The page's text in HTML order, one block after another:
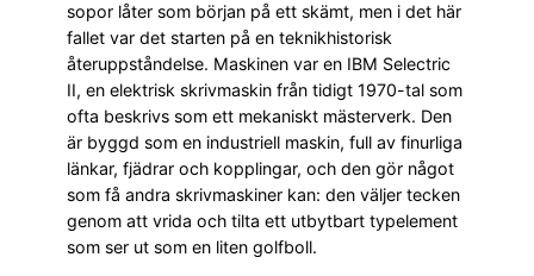
sopor låter som början på ett skämt, men i det här
fallet var det starten på en teknikhistorisk
återuppståndelse. Maskinen var en IBM Selectric
II, en elektrisk skrivmaskin från tidigt 1970-tal som
ofta beskrivs som ett mekaniskt mästerverk. Den
är byggd som en industriell maskin, full av finurliga
länkar, fjädrar och kopplingar, och den gör något
som få andra skrivmaskiner kan: den väljer tecken
genom att vrida och tilta ett utbytbart typelement
som ser ut som en liten golfboll.